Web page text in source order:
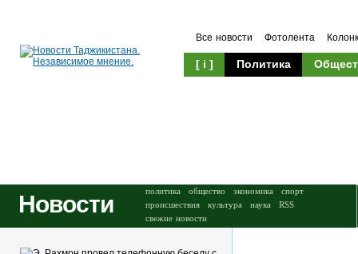
Все новости Фотолента
[ i ] Политика
Новости политика общество экономика
спорт
происшествия
культура наука
RSS
свежие новости